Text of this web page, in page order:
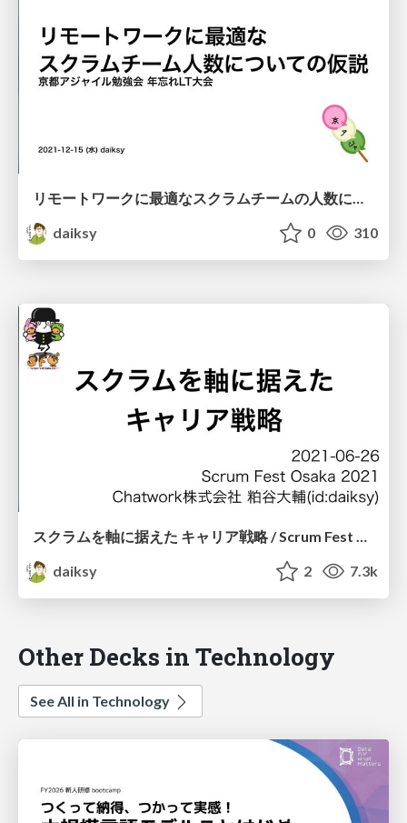
リモートワークに最適なスクラムチームの人数についての仮説 / Kyoto Agile 2021
daiksy
0 310
スクラムを軸に据えた キャリア戦略 / Scrum Fest Osaka 2021
daiksy
2 7.3k
Other Decks in Technology
See All in Technology